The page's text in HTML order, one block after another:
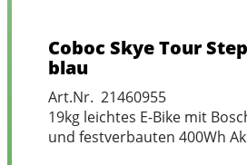
Coboc Skye Tour
blau
Art.Nr. 21460955
19kg leichtes E-Bike mit
und festverbauten 400Wh